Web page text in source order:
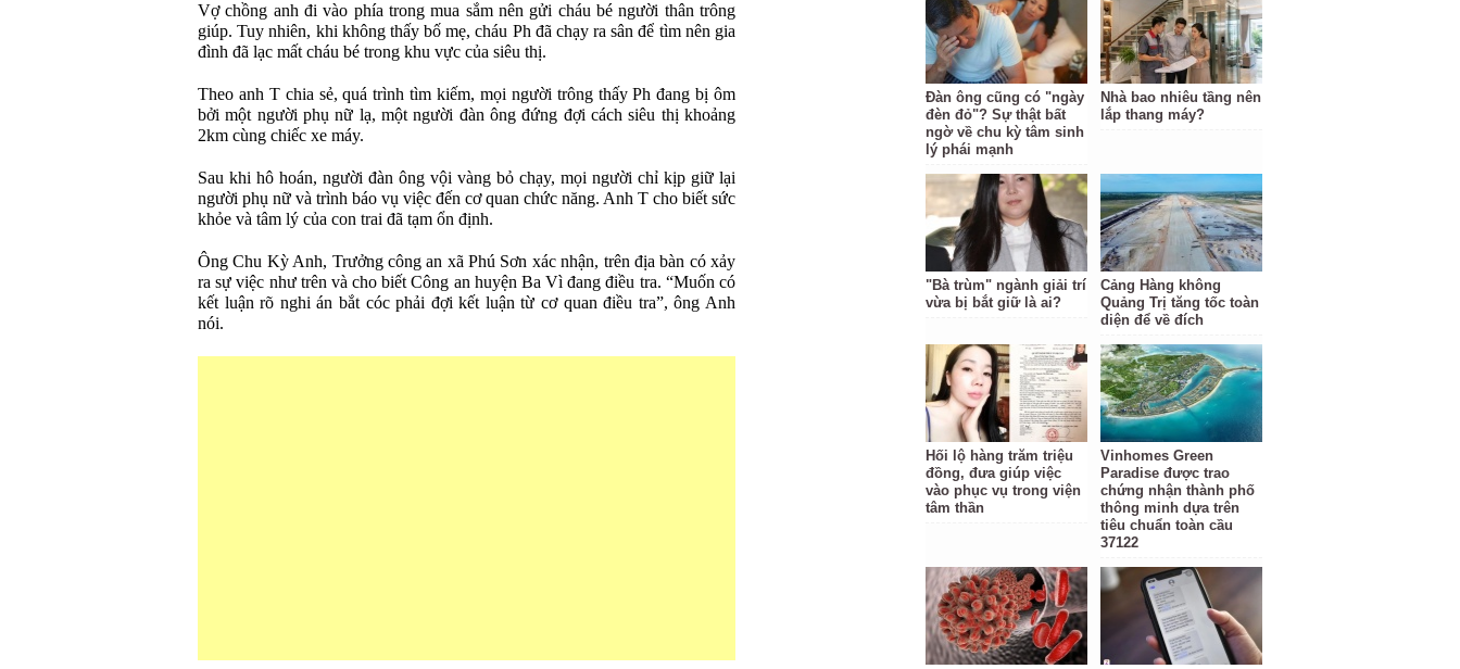
Vợ chồng anh đi vào phía trong mua sắm nên gửi cháu bé người thân trông
giúp. Tuy nhiên, khi không thấy bố mẹ, cháu Ph đã chạy ra sân để tìm nên gia
đình đã lạc mất cháu bé trong khu vực của siêu thị.
Theo anh T chia sẻ, quá trình tìm kiếm, mọi người trông thấy Ph đang bị ôm
bởi một người phụ nữ lạ, một người đàn ông đứng đợi cách siêu thị khoảng
2km cùng chiếc xe máy.
Sau khi hô hoán, người đàn ông vội vàng bỏ chạy, mọi người chỉ kịp giữ lại
người phụ nữ và trình báo vụ việc đến cơ quan chức năng. Anh T cho biết sức
khỏe và tâm lý của con trai đã tạm ổn định.
Ông Chu Kỳ Anh, Trưởng công an xã Phú Sơn xác nhận, trên địa bàn có xảy
ra sự việc như trên và cho biết Công an huyện Ba Vì đang điều tra. “Muốn có
kết luận rõ nghi án bắt cóc phải đợi kết luận từ cơ quan điều tra”, ông Anh
nói.
Đàn ông cũng có "ngày
đèn đỏ"? Sự thật bất
ngờ về chu kỳ tâm sinh
lý phái mạnh
Nhà bao nhiêu tầng nên
lắp thang máy?
"Bà trùm" ngành giải trí
vừa bị bắt giữ là ai?
Cảng Hàng không
Quảng Trị tăng tốc toàn
diện để về đích
Hối lộ hàng trăm triệu
đồng, đưa giúp việc
vào phục vụ trong viện
tâm thần
Vinhomes Green
Paradise được trao
chứng nhận thành phố
thông minh dựa trên
tiêu chuẩn toàn cầu
37122